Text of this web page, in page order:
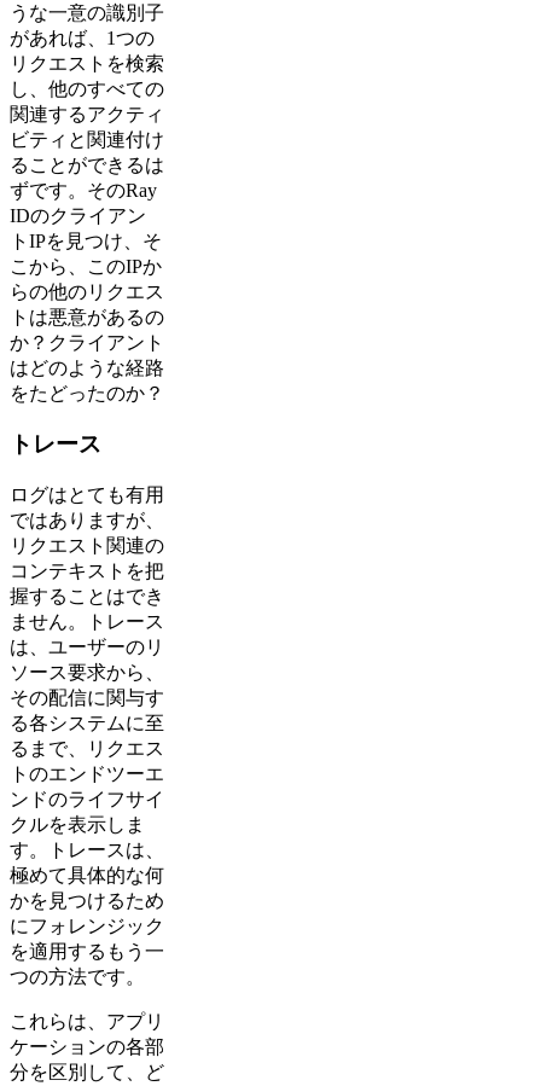
うな一意の識別子
があれば、1つの
リクエストを検索
し、他のすべての
関連するアクティ
ビティと関連付け
ることができるは
ずです。そのRay
IDのクライアン
トIPを見つけ、そ
こから、このIPか
らの他のリクエス
トは悪意があるの
か？クライアント
はどのような経路
をたどったのか？
トレース
ログはとても有用
ではありますが、
リクエスト関連の
コンテキストを把
握することはでき
ません。トレース
は、ユーザーのリ
ソース要求から、
その配信に関与す
る各システムに至
るまで、リクエス
トのエンドツーエ
ンドのライフサイ
クルを表示しま
す。トレースは、
極めて具体的な何
かを見つけるため
にフォレンジック
を適用するもう一
つの方法です。
これらは、アプリ
ケーションの各部
分を区別して、ど